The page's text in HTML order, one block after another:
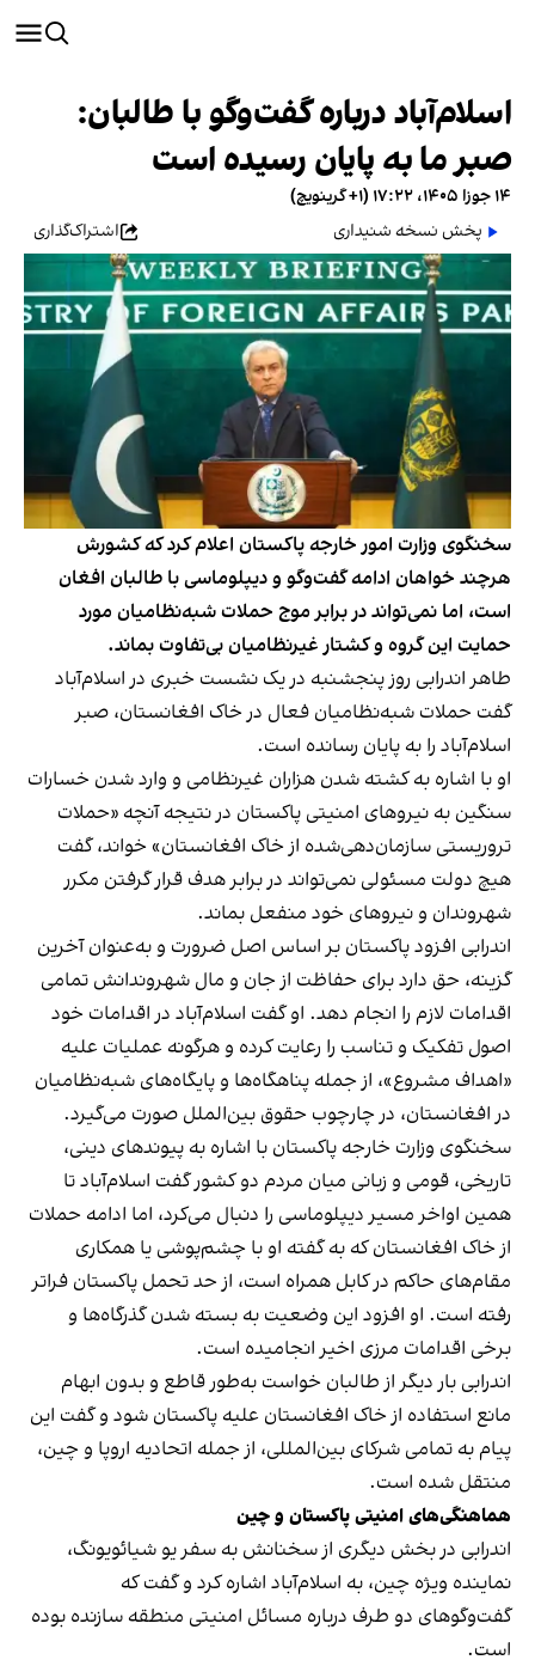
اسلام‌آباد درباره گفت‌وگو با طالبان:
صبر ما به پایان رسیده است
۱۴ جوزا ۱۴۰۵، ۱۷:۲۲ (‎+۱ گرینویچ)
پخش نسخه شنیداری
اشتراک‌گذاری
سخنگوی وزارت امور خارجه پاکستان اعلام کرد که کشورش
هرچند خواهان ادامه گفت‌وگو و دیپلوماسی با طالبان افغان
است، اما نمی‌تواند در برابر موج حملات شبه‌نظامیان مورد
حمایت این گروه و کشتار غیرنظامیان بی‌تفاوت بماند.
طاهر اندرابی روز پنجشنبه در یک نشست خبری در اسلام‌آباد
گفت حملات شبه‌نظامیان فعال در خاک افغانستان، صبر
اسلام‌آباد را به پایان رسانده است.
او با اشاره به کشته شدن هزاران غیرنظامی و وارد شدن خسارات
سنگین به نیروهای امنیتی پاکستان در نتیجه آنچه «حملات
تروریستی سازمان‌دهی‌شده از خاک افغانستان» خواند، گفت
هیچ دولت مسئولی نمی‌تواند در برابر هدف قرار گرفتن مکرر
شهروندان و نیروهای خود منفعل بماند.
اندرابی افزود پاکستان بر اساس اصل ضرورت و به‌عنوان آخرین
گزینه، حق دارد برای حفاظت از جان و مال شهروندانش تمامی
اقدامات لازم را انجام دهد. او گفت اسلام‌آباد در اقدامات خود
اصول تفکیک و تناسب را رعایت کرده و هرگونه عملیات علیه
«اهداف مشروع»، از جمله پناهگاه‌ها و پایگاه‌های شبه‌نظامیان
در افغانستان، در چارچوب حقوق بین‌الملل صورت می‌گیرد.
سخنگوی وزارت خارجه پاکستان با اشاره به پیوندهای دینی،
تاریخی، قومی و زبانی میان مردم دو کشور گفت اسلام‌آباد تا
همین اواخر مسیر دیپلوماسی را دنبال می‌کرد، اما ادامه حملات
از خاک افغانستان که به گفته او با چشم‌پوشی یا همکاری
مقام‌های حاکم در کابل همراه است، از حد تحمل پاکستان فراتر
رفته است. او افزود این وضعیت به بسته شدن گذرگاه‌ها و
برخی اقدامات مرزی اخیر انجامیده است.
اندرابی بار دیگر از طالبان خواست به‌طور قاطع و بدون ابهام
مانع استفاده از خاک افغانستان علیه پاکستان شود و گفت این
پیام به تمامی شرکای بین‌المللی، از جمله اتحادیه اروپا و چین،
منتقل شده است.
هماهنگی‌های امنیتی پاکستان و چین
اندرابی در بخش دیگری از سخنانش به سفر یو شیائویونگ،
نماینده ویژه چین، به اسلام‌آباد اشاره کرد و گفت که
گفت‌وگوهای دو طرف درباره مسائل امنیتی منطقه سازنده بوده
است.